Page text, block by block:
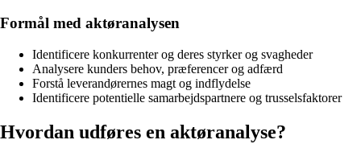
Formål med aktøranalysen
Identificere konkurrenter og deres styrker og svagheder
Analysere kunders behov, præferencer og adfærd
Forstå leverandørernes magt og indflydelse
Identificere potentielle samarbejdspartnere og trusselsfaktorer
Hvordan udføres en aktøranalyse?